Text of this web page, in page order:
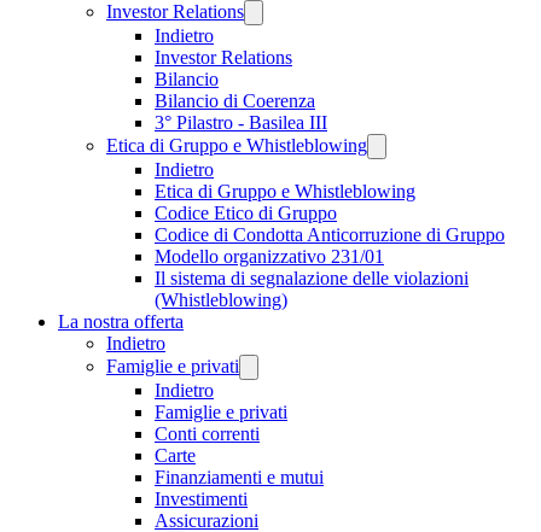
Investor Relations
Indietro
Investor Relations
Bilancio
Bilancio di Coerenza
3° Pilastro - Basilea III
Etica di Gruppo e Whistleblowing
Indietro
Etica di Gruppo e Whistleblowing
Codice Etico di Gruppo
Codice di Condotta Anticorruzione di Gruppo
Modello organizzativo 231/01
Il sistema di segnalazione delle violazioni
(Whistleblowing)
La nostra offerta
Indietro
Famiglie e privati
Indietro
Famiglie e privati
Conti correnti
Carte
Finanziamenti e mutui
Investimenti
Assicurazioni